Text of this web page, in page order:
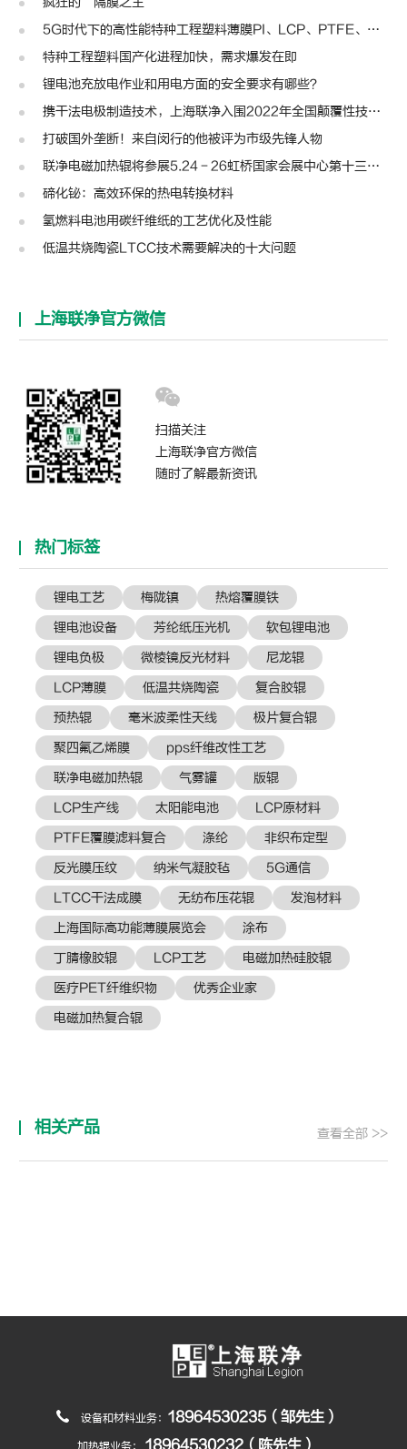
5G时代下的高性能特种工程塑料薄膜PI、LCP、PTFE、PPS、PEEK、PEN
特种工程塑料国产化进程加快，需求爆发在即
锂电池充放电作业和用电方面的安全要求有哪些？
携干法电极制造技术，上海联净入围2022年全国颠覆性技术创新大赛
打破国外垄断！来自闵行的他被评为市级先锋人物
联净电磁加热辊将参展5.24－26虹桥国家会展中心第十三届模切展
碲化铋：高效环保的热电转换材料
氢燃料电池用碳纤维纸的工艺优化及性能
低温共烧陶瓷LTCC技术需要解决的十大问题
上海联净官方微信
扫描关注
上海联净官方微信
随时了解最新资讯
热门标签
锂电工艺 梅陇镇
热熔覆膜铁
锂电池设备
芳纶纸压光机
软包锂电池
锂电负极
微棱镜反光材料
尼龙辊
LCP薄膜
低温共烧陶瓷
复合胶辊
预热辊
毫米波柔性天线
极片复合辊
聚四氟乙烯膜
pps纤维改性工艺
联净电磁加热辊
气雾罐
版辊
LCP生产线
太阳能电池
LCP原材料
PTFE覆膜滤料复合
涤纶
非织布定型
反光膜压纹
纳米气凝胶毡
5G通信
LTCC干法成膜
无纺布压花辊
发泡材料
上海国际高功能薄膜展览会
涂布
丁腈橡胶辊
LCP工艺
电磁加热硅胶辊
医疗PET纤维织物
优秀企业家
电磁加热复合辊
相关产品 查看全部 >>
设备和材料业务： 18964530235（邹先生）